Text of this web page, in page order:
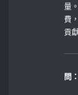
量
費
貢
問